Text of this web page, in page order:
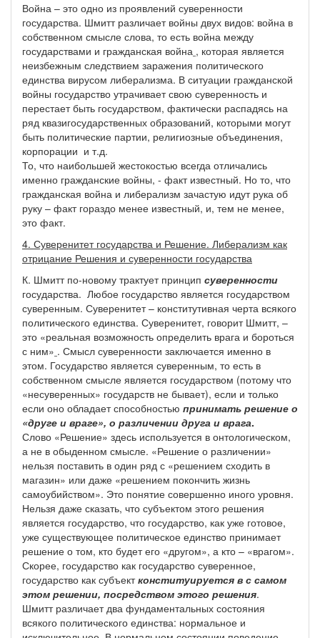
Война – это одно из проявлений суверенности
государства. Шмитт различает войны двух видов: война в
собственном смысле слова, то есть война между
государствами и гражданская война , которая является
неизбежным следствием заражения политического
единства вирусом либерализма. В ситуации гражданской
войны государство утрачивает свою суверенность и
перестает быть государством, фактически распадясь на
ряд квазигосударственных образований, которыми могут
быть политические партии, религиозные объединения,
корпорации и т.д.
То, что наибольшей жестокостью всегда отличались
именно гражданские войны, - факт известный. Но то, что
гражданская война и либерализм зачастую идут рука об
руку – факт гораздо менее известный, и, тем не менее,
это факт.
4. Суверенитет государства и Решение. Либерализм как
отрицание Решения и суверенности государства
К. Шмитт по-новому трактует принцип суверенности
государства. Любое государство является государством
суверенным. Суверенитет – конститутивная черта всякого
политического единства. Суверенитет, говорит Шмитт, –
это «реальная возможность определить врага и бороться
с ним» . Смысл суверенности заключается именно в
этом. Государство является суверенным, то есть в
собственном смысле является государством (потому что
«несуверенных» государств не бывает), если и только
если оно обладает способностью принимать решение о
«друге и враге», о различении друга и врага.
Слово «Решение» здесь используется в онтологическом,
а не в обыденном смысле. «Решение о различении»
нельзя поставить в один ряд с «решением сходить в
магазин» или даже «решением покончить жизнь
самоубийством». Это понятие совершенно иного уровня.
Нельзя даже сказать, что субъектом этого решения
является государство, что государство, как уже готовое,
уже существующее политическое единство принимает
решение о том, кто будет его «другом», а кто – «врагом».
Скорее, государство как государство суверенное,
государство как субъектконституируется в с самом
этом решении, посредством этого решения.
Шмитт различает два фундаментальных состояния
всякого политического единства: нормальное и